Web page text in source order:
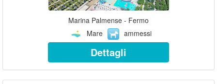
Marina Palmense - Fermo
Mare
ammessi
Dettagli